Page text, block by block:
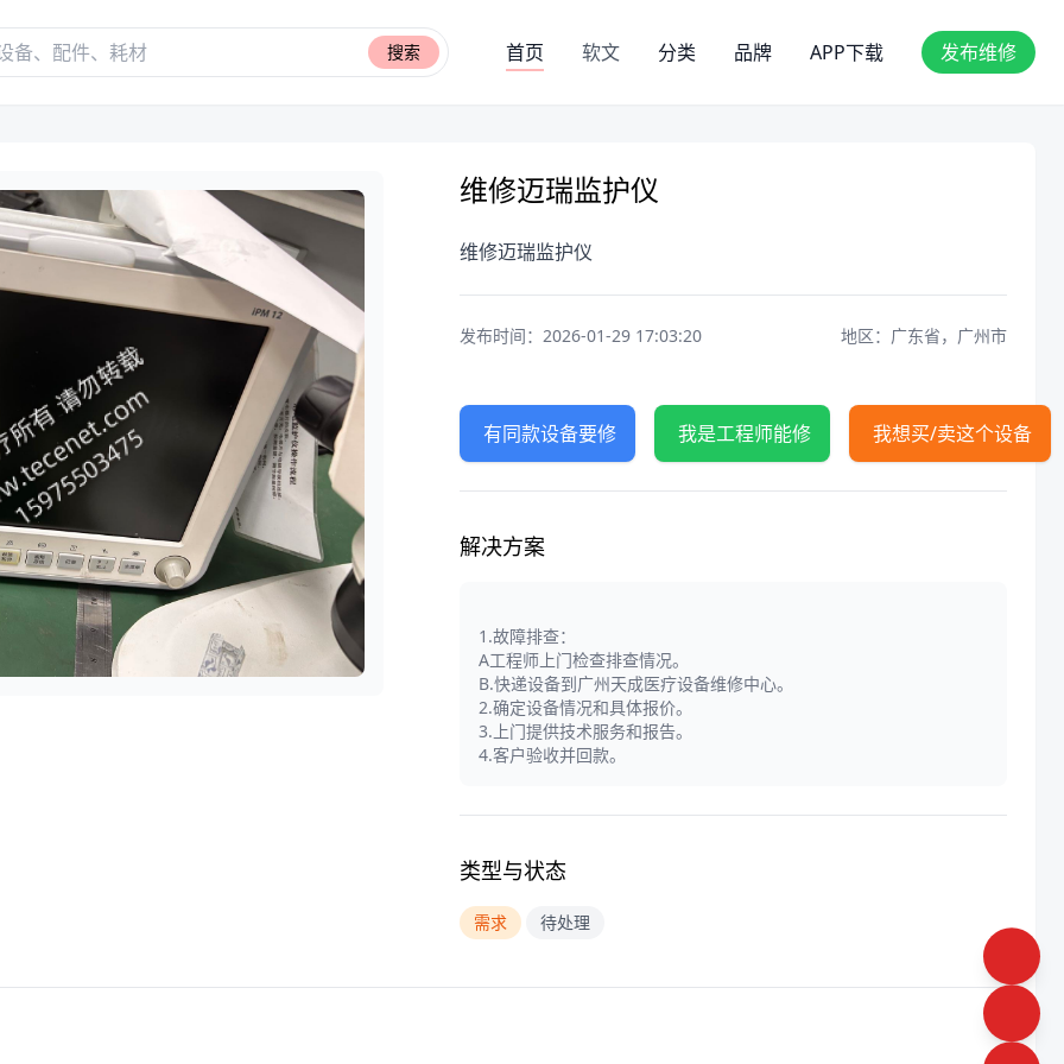
搜索 首页 软文 分类 品牌 APP下载 发布维修
维修迈瑞监护仪
维修迈瑞监护仪
发布时间：2026-01-29 17:03:20 地区：广东省，广州市
有同款设备要修 我是工程师能修 我想买/卖这个设备
解决方案
1.故障排查：
A工程师上门检查排查情况。
B.快递设备到广州天成医疗设备维修中心。
2.确定设备情况和具体报价。
3.上门提供技术服务和报告。
4.客户验收并回款。
类型与状态
需求 待处理